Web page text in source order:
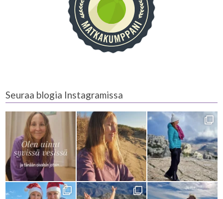
Seuraa blogia Instagramissa